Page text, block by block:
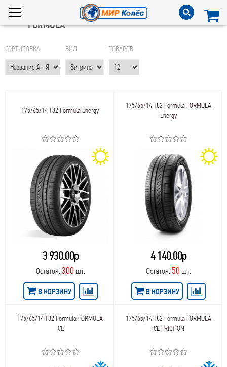
FORMULA
СОРТИРОВКА ВИД ТОВАРОВ
175/65/14 T82 Formula Energy
3 930.00р
Остаток: 300 шт.
В КОРЗИНУ
175/65/14 T82 Formula FORMULA
Energy
4 140.00р
Остаток: 50 шт.
В КОРЗИНУ
175/65/14 T82 Formula FORMULA
ICE
175/65/14 T82 Formula FORMULA
ICE FRICTION